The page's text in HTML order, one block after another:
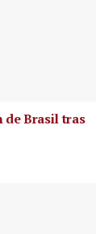
de Brasil tras